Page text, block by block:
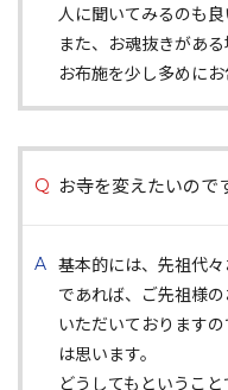
人に聞いてみるのも良
また、お魂抜きがあ
お布施を少し多めにお
お寺を変えたいので
基本的には、先祖代
であれば、ご先祖様
いただいております
は思います。
どうしてもというこ